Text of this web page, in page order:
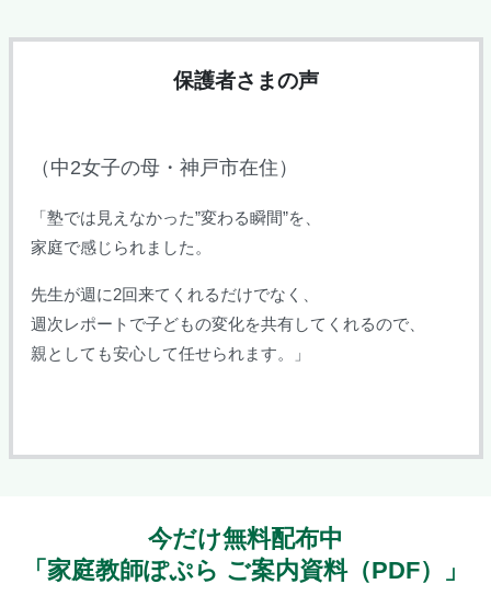
保護者さまの声
（中2女子の母・神戸市在住）
「塾では見えなかった”変わる瞬間”を、
家庭で感じられました。
先生が週に2回来てくれるだけでなく、
週次レポートで子どもの変化を共有してくれるので、
親としても安心して任せられます。」
今だけ無料配布中
「家庭教師ぽぷら ご案内資料（PDF）」